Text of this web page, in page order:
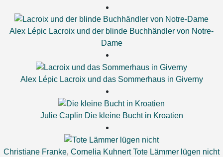
Alex Lépic Lacroix und der blinde Buchhändler von Notre-
Dame
Alex Lépic Lacroix und das Sommerhaus in Giverny
Julie Caplin Die kleine Bucht in Kroatien
Christiane Franke, Cornelia Kuhnert Tote Lämmer lügen nicht